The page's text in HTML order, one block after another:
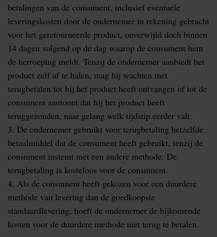
betalingen van de consument, inclusief eventuele
leveringskosten door de ondernemer in rekening gebracht
voor het geretourneerde product, onverwijld doch binnen
14 dagen volgend op de dag waarop de consument hem
de herroeping meldt. Tenzij de ondernemer aanbiedt het
product zelf af te halen, mag hij wachten met
terugbetalen tot hij het product heeft ontvangen of tot de
consument aantoont dat hij het product heeft
teruggezonden, naar gelang welk tijdstip eerder valt.
3. De ondernemer gebruikt voor terugbetaling hetzelfde
betaalmiddel dat de consument heeft gebruikt, tenzij de
consument instemt met een andere methode. De
terugbetaling is kosteloos voor de consument.
4. Als de consument heeft gekozen voor een duurdere
methode van levering dan de goedkoopste
standaardlevering, hoeft de ondernemer de bijkomende
kosten voor de duurdere methode niet terug te betalen.